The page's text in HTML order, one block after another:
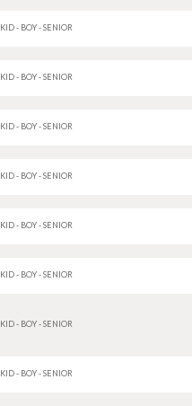
KID - BOY - SENIOR
KID - BOY - SENIOR
KID - BOY - SENIOR
KID - BOY - SENIOR
KID - BOY - SENIOR
KID - BOY - SENIOR
KID - BOY - SENIOR
KID - BOY - SENIOR